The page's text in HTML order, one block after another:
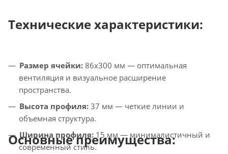
Технические характеристики:
Размер ячейки: 86x300 мм — оптимальная
вентиляция и визуальное расширение
пространства.
Высота профиля: 37 мм — четкие линии и
объемная структура.
Ширина профиля: 15 мм — минималистичный и
современный стиль.
Основные преимущества: